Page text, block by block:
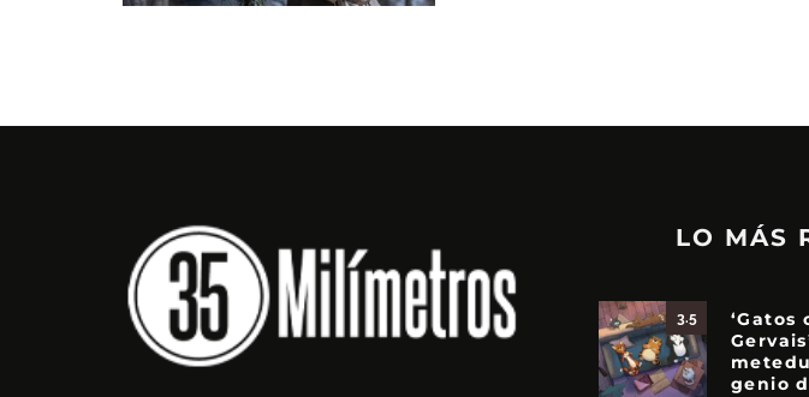
LO MÁS
3.5
‘Gatos
genio